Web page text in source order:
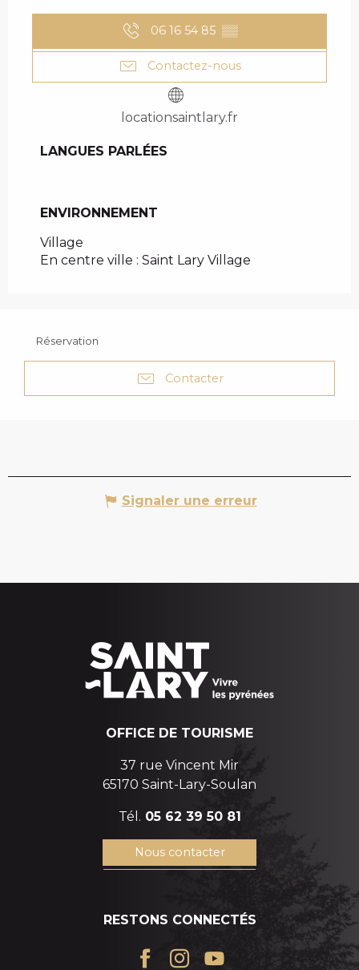
06 16 54 85 ▒▒
Contactez-nous
locationsaintlary.fr
LANGUES PARLÉES
LANGUES PARLÉES
ENVIRONNEMENT
ENVIRONNEMENT
Village
En centre ville : Saint Lary Village
Réservation
Contacter
Signaler une erreur
OFFICE DE TOURISME
37 rue Vincent Mir
65170 Saint-Lary-Soulan
Tél. 05 62 39 50 81
Nous contacter
RESTONS CONNECTÉS